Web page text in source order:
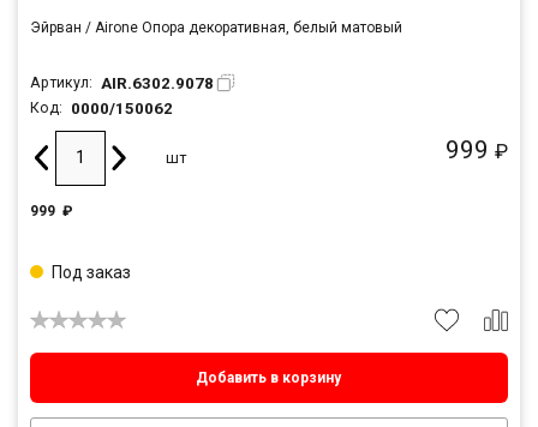
Эйрван / Airone Опора декоративная, белый матовый
Артикул: AIR.6302.9078
Код: 0000/150062
999 ₽
шт
999 ₽
Добавить в корзину
Под заказ